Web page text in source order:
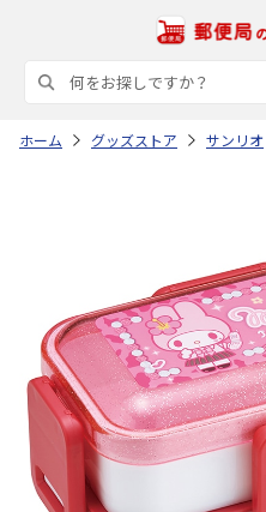
ホーム グッズストア サンリオ